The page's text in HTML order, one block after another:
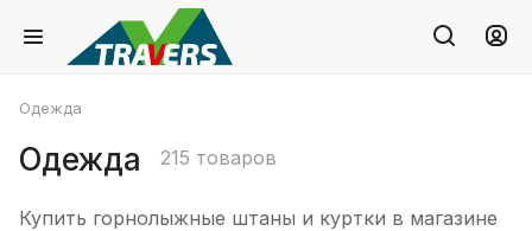
Одежда
Одежда 215 товаров
Купить горнолыжные штаны и куртки в магазине